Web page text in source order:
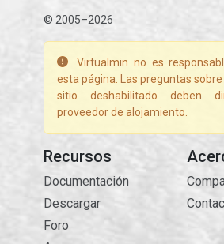
© 2005–2026
Virtualmin no es
esta página. Las preguntas
sitio deshabilitado deben
proveedor de alojamiento.
Recursos
Documentación
Descargar
Foro